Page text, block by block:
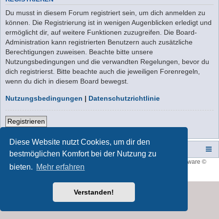
Diese Website nutzt Cookies, um dir den
bestmöglichen Komfort bei der Nutzung zu
bieten. Mehr erfahren
Verstanden!
Du musst in diesem Forum registriert sein, um dich anmelden zu
können. Die Registrierung ist in wenigen Augenblicken erledigt und
ermöglicht dir, auf weitere Funktionen zuzugreifen. Die Board-
Administration kann registrierten Benutzern auch zusätzliche
Berechtigungen zuweisen. Beachte bitte unsere
Nutzungsbedingungen und die verwandten Regelungen, bevor du
dich registrierst. Bitte beachte auch die jeweiligen Forenregeln,
wenn du dich in diesem Board bewegst.
Nutzungsbedingungen | Datenschutzrichtlinie
Registrieren
Campers-World-Forum Portal Foren-Übersicht
® Forum Software ©